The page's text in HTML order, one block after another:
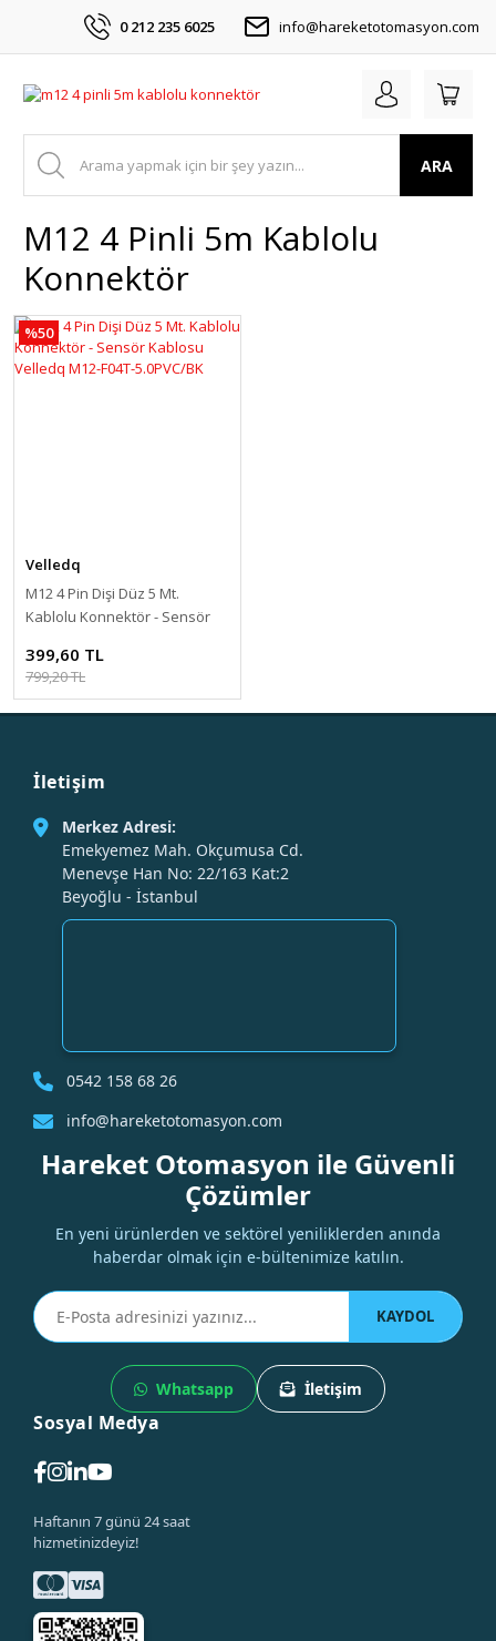
0 212 235 6025 info@hareketotomasyon.com
ARA
M12 4 Pinli 5m Kablolu
Konnektör
%50
Velledq
M12 4 Pin Dişi Düz 5 Mt.
Kablolu Konnektör - Sensör
5.0PVC/BK
399,60 TL
799,20 TL
İletişim
Merkez Adresi:
Emekyemez Mah. Okçumusa Cd.
Menevşe Han No: 22/163 Kat:2
Beyoğlu - İstanbul
0542 158 68 26
info@hareketotomasyon.com
Hareket Otomasyon ile Güvenli
Çözümler
En yeni ürünlerden ve sektörel yeniliklerden anında
haberdar olmak için e-bültenimize katılın.
KAYDOL
Whatsapp İletişim
Sosyal Medya
Haftanın 7 günü 24 saat
hizmetinizdeyiz!